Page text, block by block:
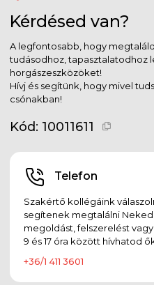
Kérdésed van?
A legfontosabb, hogy
tudásodhoz, tapasztalatodhoz
horgászeszközöket!
Hívj és segítünk, hogy mivel
csónakban!
Kód: 10011611
Telefon
Szakértő kollégáink
segítenek megtalálni
megoldást, felszerelést
9 és 17 óra között hívhatod
+36/1 411 3601